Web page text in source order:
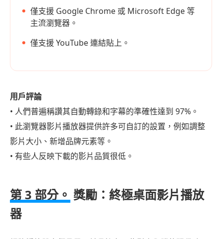
僅支援 Google Chrome 或 Microsoft Edge 等
主流瀏覽器。
僅支援 YouTube 連結貼上。
用戶評論
• 人們普遍稱讚其自動轉錄和字幕的準確性達到 97%。
• 此瀏覽器影片播放器提供許多可自訂的設置，例如調整
影片大小、新增品牌元素等。
• 有些人反映下載的影片品質很低。
第 3 部分。 獎勵：終極桌面影片播放
器